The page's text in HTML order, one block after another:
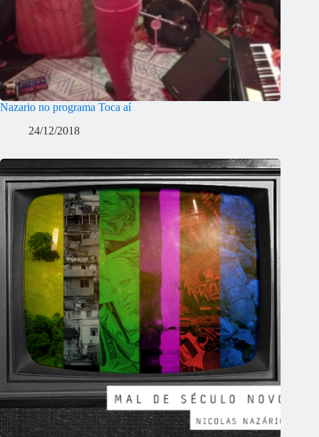
Nazario no programa Toca aí
24/12/2018